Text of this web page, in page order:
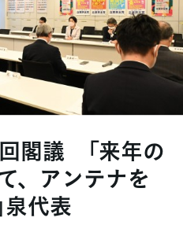
回閣議 「来年の
、アンテナを
泉代表